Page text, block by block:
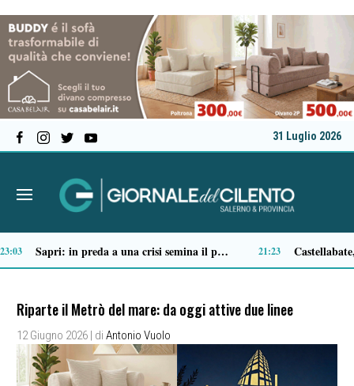
31 Luglio 2026
Tortorella celebra la Fiera di San Basilio: tra antichi mestieri, bestiame e la musica della Bandabardò 14:49
Riparte il Metrò del mare: da oggi attive due linee
12 Giugno 2026 | di Antonio Vuolo